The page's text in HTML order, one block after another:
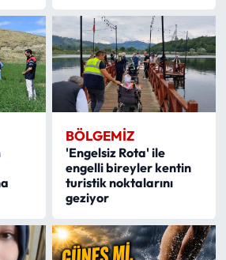
BÖLGEMIZ
'Engelsiz Rota' ile
engelli bireyler kentin
turistik noktalarını
geziyor